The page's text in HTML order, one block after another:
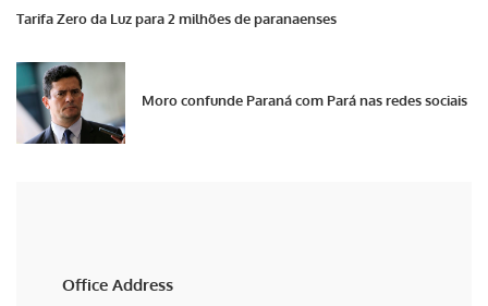
Tarifa Zero da Luz para 2 milhões de paranaenses
Moro confunde Paraná com Pará nas redes sociais
Office Address